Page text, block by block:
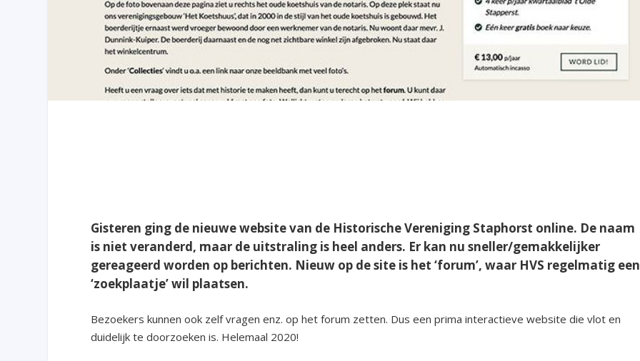
Gisteren ging de nieuwe website van de Historische Vereniging Staphorst online. De naam
is niet veranderd, maar de uitstraling is heel anders. Er kan nu sneller/gemakkelijker
gereageerd worden op berichten. Nieuw op de site is het ‘forum’, waar HVS regelmatig een
‘zoekplaatje’ wil plaatsen.
Bezoekers kunnen ook zelf vragen enz. op het forum zetten. Dus een prima interactieve website die vlot en
duidelijk te doorzoeken is. Helemaal 2020!